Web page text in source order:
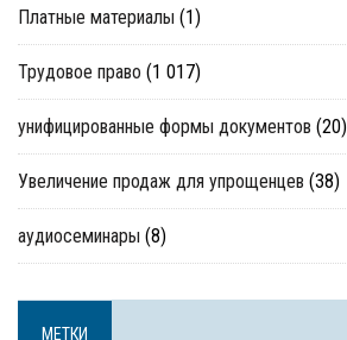
Платные материалы (1)
Трудовое право (1 017)
унифицированные формы документов (20)
Увеличение продаж для упрощенцев (38)
аудиосеминары (8)
МЕТКИ